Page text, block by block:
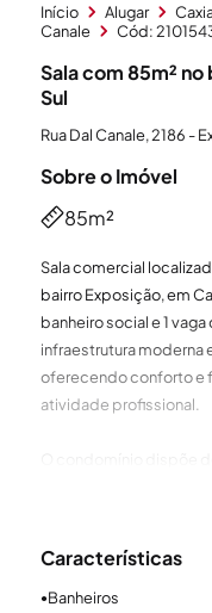
Início Alugar
Canale
Cód:
Sala com 85m²
Sul
Rua Dal Canale, 2186 -
Sobre o Imóvel
85m²
Sala comercial
bairro Exposição, em
banheiro social e 1
infraestrutura
oferecendo conforto e
atividade profissional.
e monitoramento
conveniência e
verifique os valores de
Características
●Banheiros